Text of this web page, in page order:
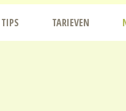
TIPS TARIEVEN